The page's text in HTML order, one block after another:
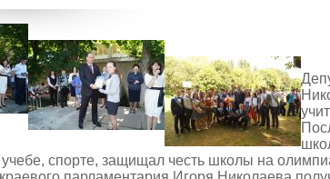
учебе, спорте, защищал честь школы на